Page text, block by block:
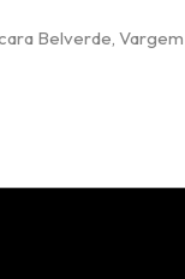
Belverde,